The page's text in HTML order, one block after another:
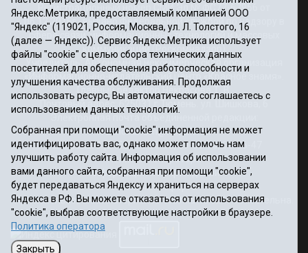
Регистрационный номер СМИ Эл № ФС77-67956 от
06.12.2016г., выдано Федеральной службой по надзору в
сфере связи, информационных технологий и массовых
коммуникаций (Роскомнадзор)
Учредитель: Автономная некоммерческая организация
«Информационно-издательский центр «Красное знамя».
Главный редактор Некрасова Т. В.
Почтовый адрес: 625031 г.Тюмень. ул. Шишкова, 6
Электронная почта объединенной редакции:
krasnoeznam@rambler.ru
Телефоны 8 (3452) 34-80-60, 69-56-73, 69-56-47
Политика оператора
Информация об учреждении
Публичная оферта
При использовании материалов ссылка на сайт обязательна.
12+
Яндекс.Метрика, предоставляемый компанией ООО
"Яндекс" (119021, Россия, Москва, ул. Л. Толстого, 16
(далее — Яндекс)). Сервис Яндекс.Метрика использует
файлы "cookie" с целью сбора технических данных
посетителей для обеспечения работоспособности и
улучшения качества обслуживания. Продолжая
использовать ресурс, Вы автоматически соглашаетесь с
использованием данных технологий.
Собранная при помощи "cookie" информация не может
идентифицировать вас, однако может помочь нам
улучшить работу сайта. Информация об использовании
вами данного сайта, собранная при помощи "cookie",
будет передаваться Яндексу и храниться на серверах
Яндекса в РФ. Вы можете отказаться от использования
"cookie", выбрав соответствующие настройки в браузере.
Политика оператора
Закрыть